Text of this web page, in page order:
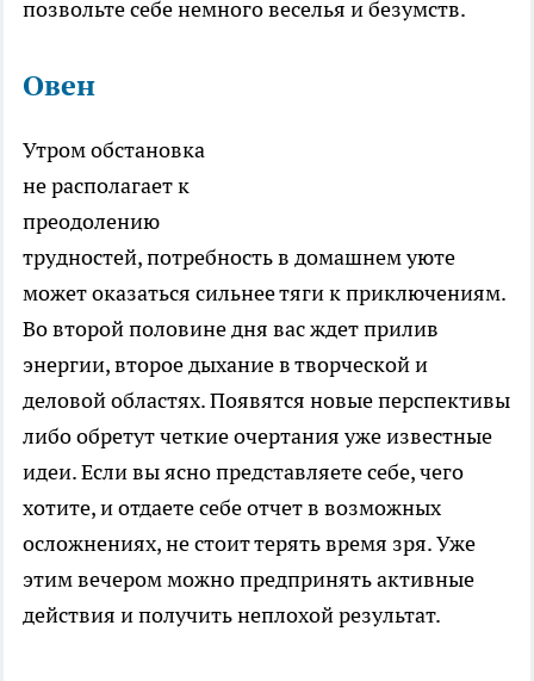
позвольте себе немного веселья и безумств.
Овен
Утром обстановка
не располагает к
преодолению
трудностей, потребность в домашнем уюте
может оказаться сильнее тяги к приключениям.
Во второй половине дня вас ждет прилив
энергии, второе дыхание в творческой и
деловой областях. Появятся новые перспективы
либо обретут четкие очертания уже известные
идеи. Если вы ясно представляете себе, чего
хотите, и отдаете себе отчет в возможных
осложнениях, не стоит терять время зря. Уже
этим вечером можно предпринять активные
действия и получить неплохой результат.